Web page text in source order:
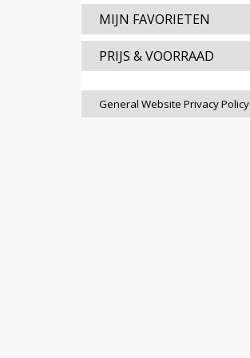
MIJN FAVORIETEN
PRIJS & VOORRAAD
General Website Privacy Policy